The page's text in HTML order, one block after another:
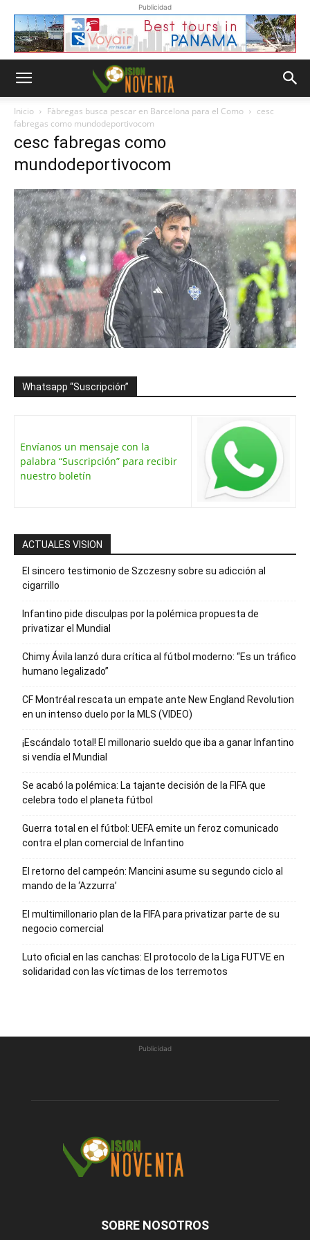
Publicidad
Inicio Fàbregas busca pescar en Barcelona para el Como
cesc
fabregas como mundodeportivocom
cesc fabregas como
mundodeportivocom
Whatsapp “Suscripción”
Envíanos un mensaje con la
palabra “Suscripción” para recibir
nuestro boletín
ACTUALES VISION
El sincero testimonio de Szczesny sobre su adicción al
cigarrillo
Infantino pide disculpas por la polémica propuesta de
privatizar el Mundial
Chimy Ávila lanzó dura crítica al fútbol moderno: “Es un tráfico
humano legalizado”
CF Montréal rescata un empate ante New England Revolution
en un intenso duelo por la MLS (VIDEO)
¡Escándalo total! El millonario sueldo que iba a ganar Infantino
si vendía el Mundial
Se acabó la polémica: La tajante decisión de la FIFA que
celebra todo el planeta fútbol
Guerra total en el fútbol: UEFA emite un feroz comunicado
contra el plan comercial de Infantino
El retorno del campeón: Mancini asume su segundo ciclo al
mando de la ‘Azzurra’
El multimillonario plan de la FIFA para privatizar parte de su
negocio comercial
Luto oficial en las canchas: El protocolo de la Liga FUTVE en
solidaridad con las víctimas de los terremotos
Publicidad
SOBRE NOSOTROS